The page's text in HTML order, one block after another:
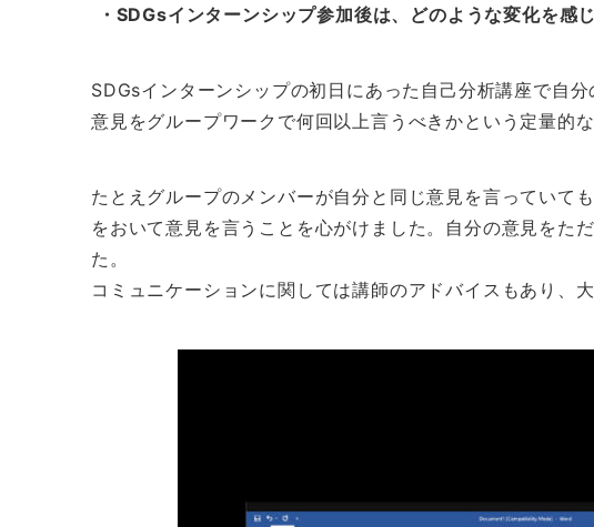
・SDGsインターンシップ参加後は、どのような変化を感じ
SDGsインターンシップの初日にあった自己分析講座で自
意見をグループワークで何回以上言うべきかという定量的な
たとえグループのメンバーが自分と同じ意見を言っていて
をおいて意見を言うことを心がけました。自分の意見をた
た。
コミュニケーションに関しては講師のアドバイスもあり、